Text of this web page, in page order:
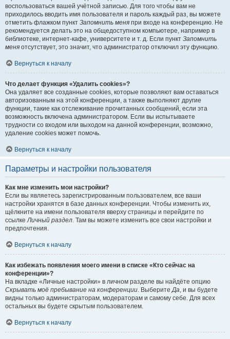
воспользоваться вашей учётной записью. Для того чтобы вам не
приходилось вводить имя пользователя и пароль каждый раз, вы можете
отметить флажком пункт Запомнить меня при входе на конференцию. Не
рекомендуется делать это на общедоступном компьютере, например в
библиотеке, интернет-кафе, университете и т. д. Если пункт Запомнить
меня отсутствует, это значит, что администратор отключил эту функцию.
Вернуться к началу
Что делает функция «Удалить cookies»?
Она удаляет все созданные cookies, которые позволяют вам оставаться
авторизованным на этой конференции, а также выполняют другие
функции, такие как отслеживание прочитанных сообщений, если эта
возможность включена администратором. Если вы испытываете
трудности со входом или выходом на данной конференции, возможно,
удаление cookies может помочь.
Вернуться к началу
Параметры и настройки пользователя
Как мне изменить мои настройки?
Если вы являетесь зарегистрированным пользователем, все ваши
настройки хранятся в базе данных конференции. Чтобы изменить их,
щёлкните на имени пользователя вверху страницы и перейдите по
ссылкеЛичный раздел. Там вы можете изменить все свои настройки и
предпочтения.
Вернуться к началу
Как избежать появления моего имени в списке «Кто сейчас на
конференции»?
На вкладке «Личные настройки» в личном разделе вы найдёте опцию
Скрывать моё пребывание на конференции. ВыберитеДа, и вы будете
видны только администраторам, модераторам и самому себе. Для всех
остальных вы будете скрытым пользователем.
Вернуться к началу